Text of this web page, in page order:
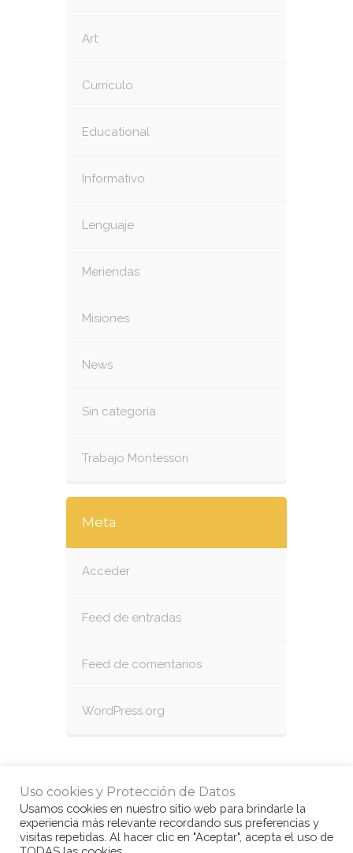
Art
Currículo
Educational
Informativo
Lenguaje
Meriendas
Misiones
News
Sin categoría
Trabajo Montessori
Meta
Acceder
Feed de entradas
Feed de comentarios
WordPress.org
Uso cookies y Protección de Datos
Usamos cookies en nuestro sitio web para brindarle la
experiencia más relevante recordando sus preferencias y
visitas repetidas. Al hacer clic en "Aceptar", acepta el uso de